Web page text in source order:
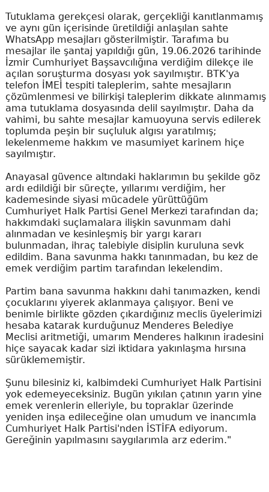
Tutuklama gerekçesi olarak, gerçekliği kanıtlanmamış
ve aynı gün içerisinde üretildiği anlaşılan sahte
WhatsApp mesajları gösterilmiştir. Tarafıma bu
mesajlar ile şantaj yapıldığı gün, 19.06.2026 tarihinde
İzmir Cumhuriyet Başsavcılığına verdiğim dilekçe ile
açılan soruşturma dosyası yok sayılmıştır. BTK'ya
telefon İMEİ tespiti taleplerim, sahte mesajların
çözümlenmesi ve bilirkişi taleplerim dikkate alınmamış
ama tutuklama dosyasında delil sayılmıştır. Daha da
vahimi, bu sahte mesajlar kamuoyuna servis edilerek
toplumda peşin bir suçluluk algısı yaratılmış;
lekelenmeme hakkım ve masumiyet karinem hiçe
sayılmıştır.
Anayasal güvence altındaki haklarımın bu şekilde göz
ardı edildiği bir süreçte, yıllarımı verdiğim, her
kademesinde siyasi mücadele yürüttüğüm
Cumhuriyet Halk Partisi Genel Merkezi tarafından da;
hakkımdaki suçlamalara ilişkin savunmam dahi
alınmadan ve kesinleşmiş bir yargı kararı
bulunmadan, ihraç talebiyle disiplin kuruluna sevk
edildim. Bana savunma hakkı tanınmadan, bu kez de
emek verdiğim partim tarafından lekelendim.
Partim bana savunma hakkını dahi tanımazken, kendi
çocuklarını yiyerek aklanmaya çalışıyor. Beni ve
benimle birlikte gözden çıkardığınız meclis üyelerimizi
hesaba katarak kurduğunuz Menderes Belediye
Meclisi aritmetiği, umarım Menderes halkının iradesini
hiçe sayacak kadar sizi iktidara yakınlaşma hırsına
sürüklememiştir.
Şunu bilesiniz ki, kalbimdeki Cumhuriyet Halk Partisini
yok edemeyeceksiniz. Bugün yıkılan çatının yarın yine
emek verenlerin elleriyle, bu topraklar üzerinde
yeniden inşa edileceğine olan umudum ve inancımla
Cumhuriyet Halk Partisi'nden İSTİFA ediyorum.
Gereğinin yapılmasını saygılarımla arz ederim."